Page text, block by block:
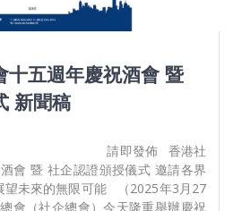
十五週年慶祝酒會 暨
新聞稿
發佈 香港社
會 暨 社企認證頒授儀式 邀請各界
望未來的無限可能 （2025年3月27
會（社企總會）今天隆重舉辦慶祝